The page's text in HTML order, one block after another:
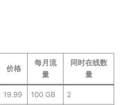
价格
每月流
量
同时在线数
量
19.99 100 GB 2